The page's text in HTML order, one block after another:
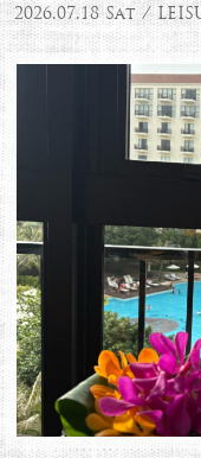
2026.07.18 Sat /